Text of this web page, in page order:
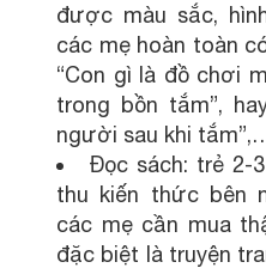
được màu sắc,
các mẹ hoàn toàn
“Con gì là đồ chơi
trong bồn tắm”,
người sau khi
Đọc sách: trẻ 2-
thu kiến thức bên
các mẹ cần mua
đặc biệt là truyện